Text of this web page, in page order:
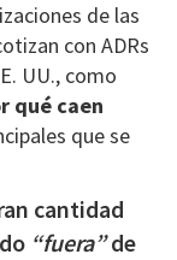
de las
con ADRs
UU., como
qué caen
que se
cantidad
“fuera”de